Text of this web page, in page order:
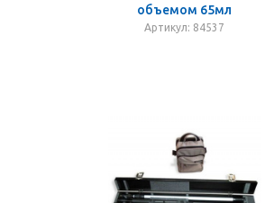
объемом 65мл
Артикул: 84537